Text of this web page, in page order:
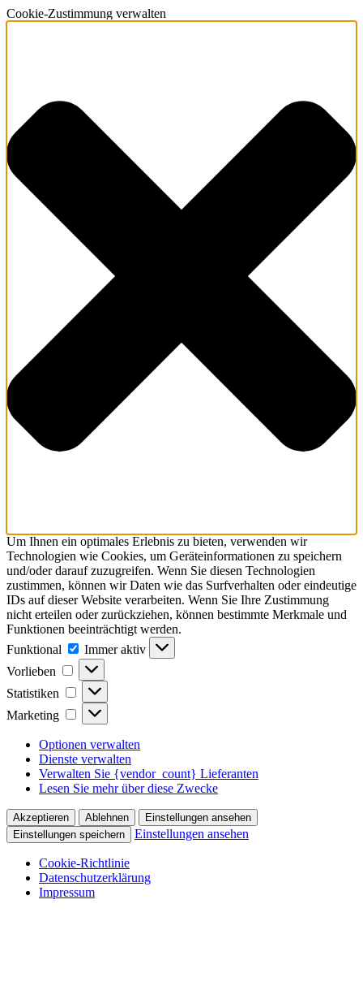
Cookie-Zustimmung verwalten
Um Ihnen ein optimales Erlebnis zu bieten, verwenden wir
Technologien wie Cookies, um Geräteinformationen zu speichern
und/oder darauf zuzugreifen. Wenn Sie diesen Technologien
zustimmen, können wir Daten wie das Surfverhalten oder eindeutige
IDs auf dieser Website verarbeiten. Wenn Sie Ihre Zustimmung
nicht erteilen oder zurückziehen, können bestimmte Merkmale und
Funktionen beeinträchtigt werden.
Funktional
Funktional
Immer aktiv
Vorlieben
Vorlieben
Statistiken Statistiken
Marketing Marketing
Optionen verwalten
Dienste verwalten
Verwalten Sie {vendor_count} Lieferanten
Lesen Sie mehr über diese Zwecke
Akzeptieren Ablehnen
Einstellungen ansehen
Einstellungen speichern
Einstellungen ansehen
Cookie-Richtlinie
Datenschutzerklärung
Impressum